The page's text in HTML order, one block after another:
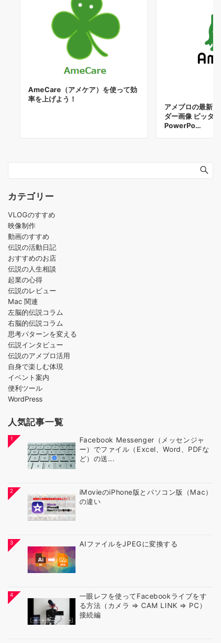
AmeCare（アメケア）を使って効
率を上げよう！
アメブロの最新
ダー画像 ピッタ
PowerPo…
カテゴリー
VLOGのすすめ
映像制作
動画のすすめ
伝説の活動日記
おすすめのお店
伝説の人生相談
起業の心得
伝説のレビュー
Mac 関連
左脳的伝説コラム
右脳的伝説コラム
思考パターンを変える
伝説インタビュー
伝説のアメブロ活用
自身で楽しむ体現
イベント案内
便利ツール
WordPress
人気記事一覧
1
Facebook Messenger（メッセンジャ
ー）でファイル（Excel、Word、PDFな
ど）の送...
2
iMovieのiPhone版とパソコン版（Mac）
の違い
3 AIファイルをJPEGに変換する
4
一眼レフを使ってFacebookライブをす
る方法（カメラ ⇒ CAM LINK ⇒ PC）
接続編